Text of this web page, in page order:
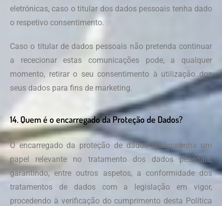
eletrónicas, caso o titular dos dados pessoais tenha dado
o respetivo consentimento.
Caso o titular de dados pessoais não pretenda continuar
a rececionar estas comunicações pode, a qualquer
momento, retirar o seu consentimento à utilização dos
seus dados para fins de marketing.
14. Quem é o encarregado da Proteção de Dados?
O encarregado da proteção de dados desempenha um
papel relevante no tratamento dos dados pessoais,
garantindo, entre outros aspetos, a conformidade dos
tratamentos de dados com a legislação em vigor,
procedendo à verificação do cumprimento desta Política